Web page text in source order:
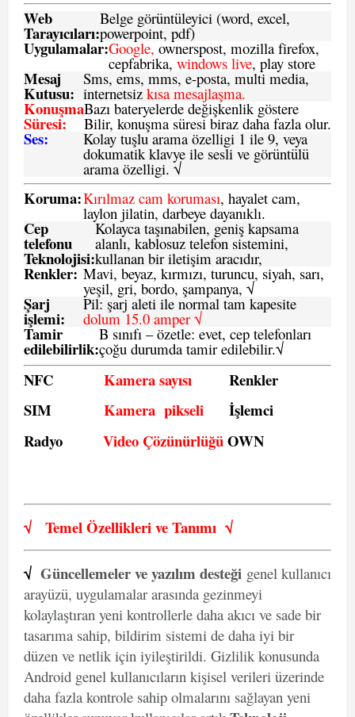
Web
Tarayıcıları:
Belge görüntüleyici (word, excel,
powerpoint, pdf)
Uygulamalar:Google, ownerspost, mozilla firefox,
cepfabrika, windows live, play store
Mesaj
Kutusu:
Sms, ems, mms, e-posta, multi media,
internetsiz kısa mesajlaşma.
Konuşma
Süresi:
Bazı bateryelerde değişkenlik göstere
Bilir, konuşma süresi biraz daha fazla olur.
Ses: Kolay tuşlu arama özelligi 1 ile 9, veya
dokumatik klavye ile sesli ve görüntülü
arama özelligi. √
Koruma:Kırılmaz cam koruması, hayalet cam,
laylon jilatin, darbeye dayanıklı.
Cep
telefonu
Teknolojisi:
Kolayca taşınabilen, geniş kapsama
alanlı, kablosuz telefon sistemini,
kullanan bir iletişim aracıdır,
Renkler: Mavi, beyaz, kırmızı, turuncu, siyah, sarı,
yeşil, gri, bordo, şampanya, √
Şarj
işlemi:
Pil: şarj aleti ile normal tam kapesite
dolum 15.0 amper √
Tamir
edilebilirlik:
B sınıfı – özetle: evet, cep telefonları
çoğu durumda tamir edilebilir.√
NFC Kamera sayısı
Renkler
SIM
Kamera pikseli
İşlemci
Radyo
Video ÇözünürlüğüOWN
√ Temel Özellikleri veTanımı √
√ Güncellemeler ve yazılım desteği genel kullanıcı
arayüzü, uygulamalar arasında gezinmeyi
kolaylaştıran yeni kontrollerle daha akıcı ve sade bir
tasarıma sahip, bildirim sistemi de daha iyi bir
düzen ve netlik için iyileştirildi. Gizlilik konusunda
Android genel kullanıcıların kişisel verileri üzerinde
daha fazla kontrole sahip olmalarını sağlayan yeni